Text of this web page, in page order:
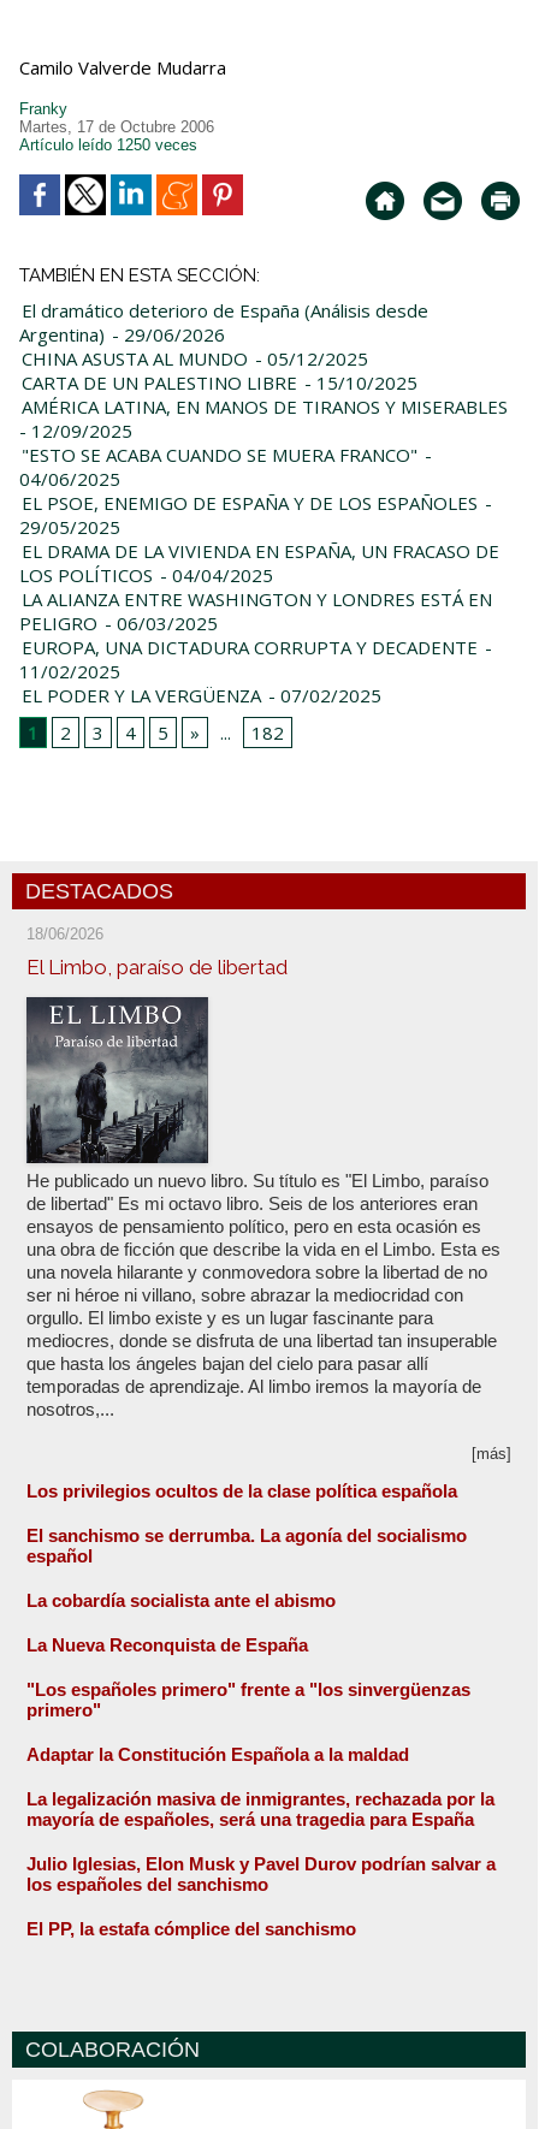
Camilo Valverde Mudarra
Franky
Martes, 17 de Octubre 2006
Artículo leído 1250 veces
TAMBIÉN EN ESTA SECCIÓN:
El dramático deterioro de España (Análisis desde
Argentina) - 29/06/2026
CHINA ASUSTA AL MUNDO - 05/12/2025
CARTA DE UN PALESTINO LIBRE - 15/10/2025
AMÉRICA LATINA, EN MANOS DE TIRANOS Y MISERABLES
- 12/09/2025
"ESTO SE ACABA CUANDO SE MUERA FRANCO" -
04/06/2025
EL PSOE, ENEMIGO DE ESPAÑA Y DE LOS ESPAÑOLES -
29/05/2025
EL DRAMA DE LA VIVIENDA EN ESPAÑA, UN FRACASO DE
LOS POLÍTICOS - 04/04/2025
LA ALIANZA ENTRE WASHINGTON Y LONDRES ESTÁ EN
PELIGRO - 06/03/2025
EUROPA, UNA DICTADURA CORRUPTA Y DECADENTE -
11/02/2025
EL PODER Y LA VERGÜENZA - 07/02/2025
1
2 3 4 5 » ... 182
DESTACADOS
18/06/2026
El Limbo, paraíso de libertad
He publicado un nuevo libro. Su título es "El Limbo, paraíso
de libertad" Es mi octavo libro. Seis de los anteriores eran
ensayos de pensamiento político, pero en esta ocasión es
una obra de ficción que describe la vida en el Limbo. Esta es
una novela hilarante y conmovedora sobre la libertad de no
ser ni héroe ni villano, sobre abrazar la mediocridad con
orgullo. El limbo existe y es un lugar fascinante para
mediocres, donde se disfruta de una libertad tan insuperable
que hasta los ángeles bajan del cielo para pasar allí
temporadas de aprendizaje. Al limbo iremos la mayoría de
nosotros,...
[más]
Los privilegios ocultos de la clase política española
El sanchismo se derrumba. La agonía del socialismo
español
La cobardía socialista ante el abismo
La Nueva Reconquista de España
"Los españoles primero" frente a "los sinvergüenzas
primero"
Adaptar la Constitución Española a la maldad
La legalización masiva de inmigrantes, rechazada por la
mayoría de españoles, será una tragedia para España
Julio Iglesias, Elon Musk y Pavel Durov podrían salvar a
los españoles del sanchismo
El PP, la estafa cómplice del sanchismo
COLABORACIÓN